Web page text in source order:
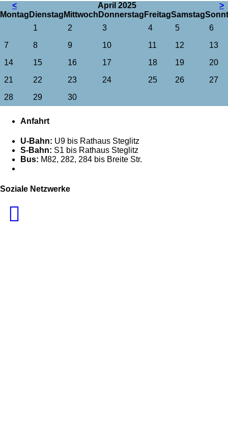
< April 2025
>
Montag Dienstag Mittwoch Donnerstag FreitagSamstagSo
1
2 3 4 5
6
7
8 9 10 11 12
13
14
15 16 17 18 19
20
21
22 23 24 25 26
27
28
29 30
Anfahrt
U-Bahn: U9 bis Rathaus Steglitz
S-Bahn: S1 bis Rathaus Steglitz
Bus: M82, 282, 284 bis Breite Str.
Soziale Netzwerke